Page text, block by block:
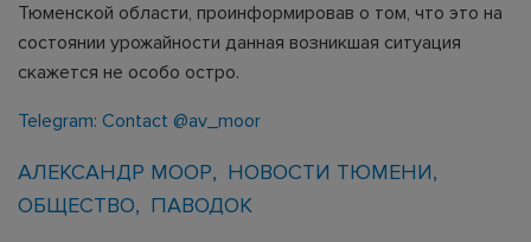
Тюменской области, проинформировав о том, что это на
состоянии урожайности данная возникшая ситуация
скажется не особо остро.
Telegram: Contact @av_moor
АЛЕКСАНДР МООР
НОВОСТИ ТЮМЕНИ
ОБЩЕСТВО
ПАВОДОК